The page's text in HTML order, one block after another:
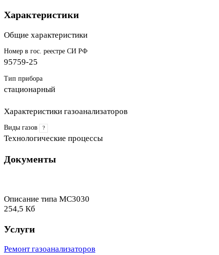
Характеристики
Общие характеристики
Номер в гос. реестре СИ РФ
95759-25
Тип прибора
стационарный
Характеристики газоанализаторов
Виды газов ?
Технологические процессы
Документы
Описание типа МС3030
254,5 Кб
Услуги
Ремонт газоанализаторов